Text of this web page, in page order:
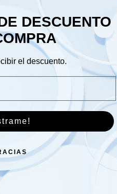
Kit de revisión de frenos –
cilindros/V8)
194.00€
DESCUENTO
el descuento.